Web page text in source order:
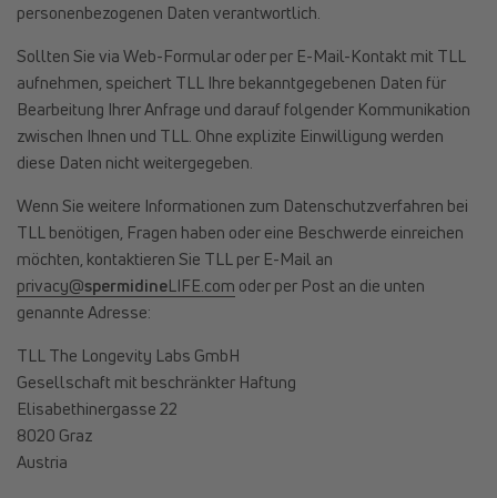
personenbezogenen Daten verantwortlich.
Sollten Sie via Web-Formular oder per E-Mail-Kontakt mit TLL
aufnehmen, speichert TLL Ihre bekanntgegebenen Daten für
Bearbeitung Ihrer Anfrage und darauf folgender Kommunikation
zwischen Ihnen und TLL. Ohne explizite Einwilligung werden
diese Daten nicht weitergegeben.
Wenn Sie weitere Informationen zum Datenschutzverfahren bei
TLL benötigen, Fragen haben oder eine Beschwerde einreichen
möchten, kontaktieren Sie TLL per E-Mail an
privacy@spermidineLIFE.com oder per Post an die unten
genannte Adresse:
TLL The Longevity Labs GmbH
Gesellschaft mit beschränkter Haftung
Elisabethinergasse 22
8020 Graz
Austria